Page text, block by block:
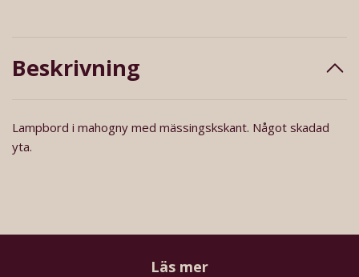
Beskrivning
Lampbord i mahogny med mässingskskant. Något skadad
yta.
Läs mer